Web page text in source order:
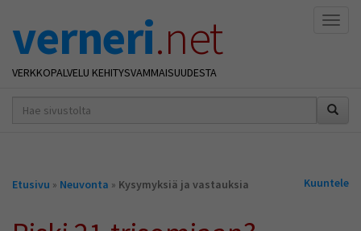
verneri.net
VERKKOPALVELU KEHITYSVAMMAISUUDESTA
hakusana(t)
Olet
Etusivu » Neuvonta » Kysymyksiä ja vastauksia Kuuntele